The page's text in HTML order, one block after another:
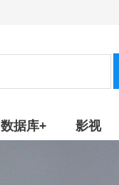
数据库+ 影视